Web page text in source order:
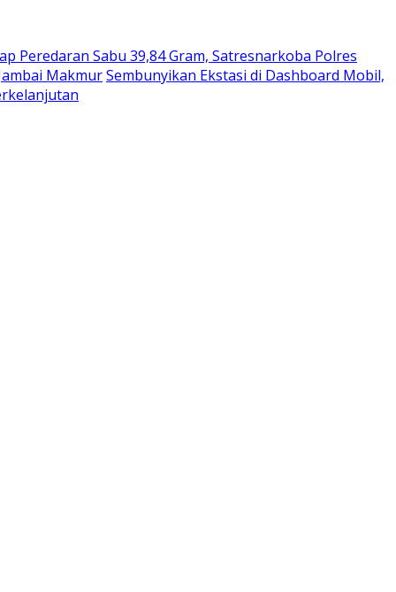
Peredaran Sabu 39,84 Gram, Satresnarkoba Polres
MakmurSembunyikan Ekstasi di Dashboard Mobil,